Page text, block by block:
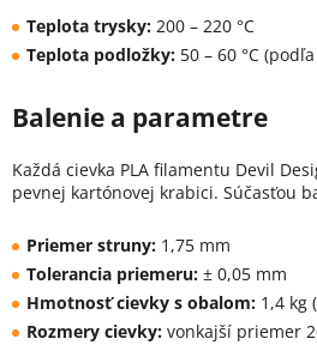
Teplota trysky: 200 – 220 °C
Teplota podložky: 50 – 60 °C
Balenie a parametre
Každá cievka PLA filamentu Devil
pevnej kartónovej krabici. Súčasťou
Priemer struny: 1,75 mm
Tolerancia priemeru: ± 0,05 mm
Hmotnosť cievky s obalom: 1,4 kg
Rozmery cievky: vonkajší priemer